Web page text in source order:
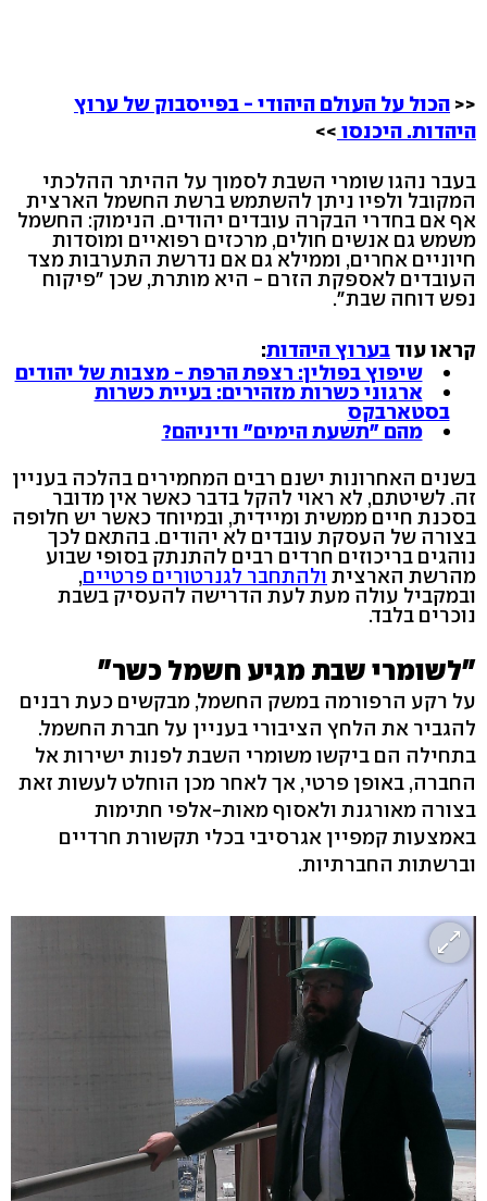
<< הכול על העולם היהודי - בפייסבוק של ערוץ
היהדות. היכנסו >>
בעבר נהגו שומרי השבת לסמוך על ההיתר ההלכתי
המקובל ולפיו ניתן להשתמש ברשת החשמל הארצית
אף אם בחדרי הבקרה עובדים יהודים. הנימוק: החשמל
משמש גם אנשים חולים, מרכזים רפואיים ומוסדות
חיוניים אחרים, וממילא גם אם נדרשת התערבות מצד
העובדים לאספקת הזרם - היא מותרת, שכן "פיקוח
נפש דוחה שבת".
קראו עוד בערוץ היהדות:
שיפוץ בפולין: רצפת הרפת - מצבות של יהודים
ארגוני כשרות מזהירים: בעיית כשרות
בסטארבקס
מהם "תשעת הימים" ודיניהם?
בשנים האחרונות ישנם רבים המחמירים בהלכה בעניין
זה. לשיטתם, לא ראוי להקל בדבר כאשר אין מדובר
בסכנת חיים ממשית ומיידית, ובמיוחד כאשר יש חלופה
בצורה של העסקת עובדים לא יהודים. בהתאם לכך
נוהגים בריכוזים חרדים רבים להתנתק בסופי שבוע
מהרשת הארצית ולהתחבר לגנרטורים פרטיים,
ובמקביל עולה מעת לעת הדרישה להעסיק בשבת
נוכרים בלבד.
"לשומרי שבת מגיע חשמל כשר"
על רקע הרפורמה במשק החשמל, מבקשים כעת רבנים
להגביר את הלחץ הציבורי בעניין על חברת החשמל.
בתחילה הם ביקשו משומרי השבת לפנות ישירות אל
החברה, באופן פרטי, אך לאחר מכן הוחלט לעשות זאת
בצורה מאורגנת ולאסוף מאות-אלפי חתימות
באמצעות קמפיין אגרסיבי בכלי תקשורת חרדיים
וברשתות החברתיות.